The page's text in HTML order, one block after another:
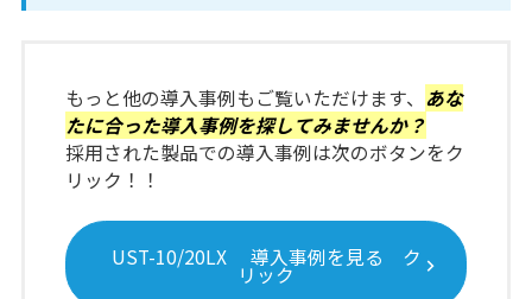
もっと他の導入事例もご覧いただけます、 あな
たに合った導入事例を探してみませんか？
採用された製品での導入事例は次のボタンをク
リック！！
UST-10/20LX 導入事例を見る ク
リック